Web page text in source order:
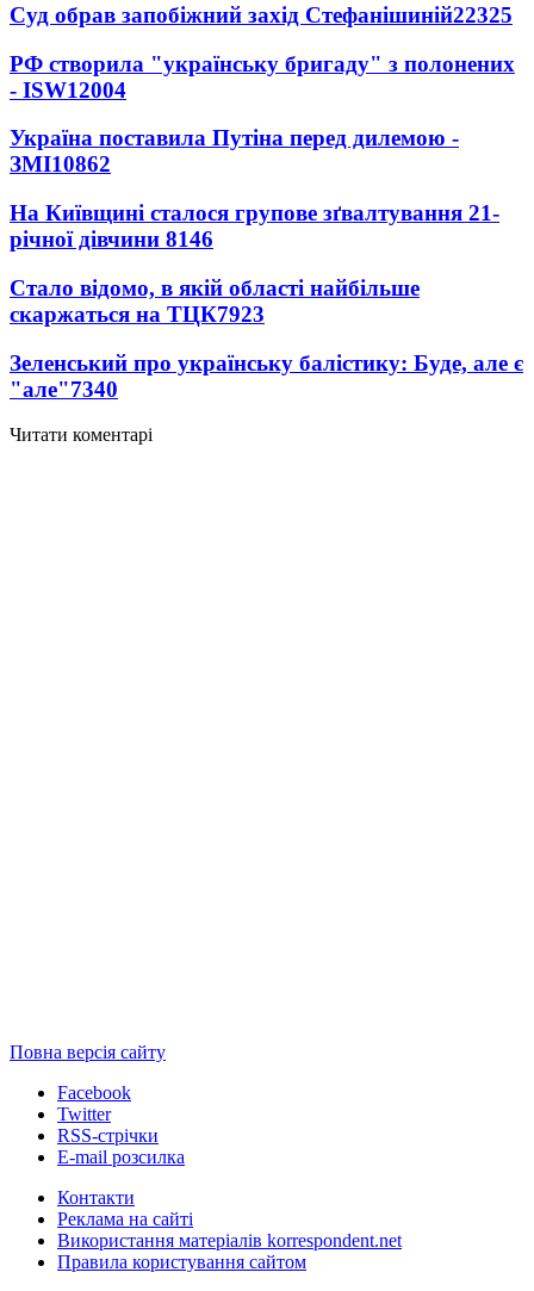
Суд обрав запобіжний захід Стефанішиній22325
РФ створила "українську бригаду" з полонених
- ISW12004
Україна поставила Путіна перед дилемою -
ЗМІ10862
На Київщині сталося групове зґвалтування 21-
річної дівчини 8146
Стало відомо, в якій області найбільше
скаржаться на ТЦК7923
Зеленський про українську балістику: Буде, але є
"але"7340
Читати коментарі
Повна версія сайту
Facebook
Twitter
RSS-стрічки
E-mail розсилка
Контакти
Реклама на сайті
Використання матеріалів korrespondent.net
Правила користування сайтом